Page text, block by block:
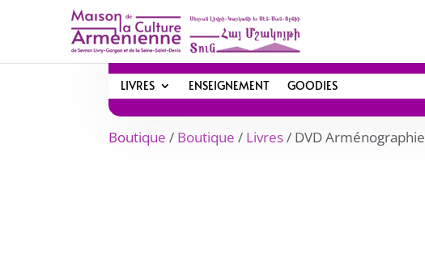
LIVRES ENSEIGNEMENT GOODIES
Boutique / Boutique / Livres/ DVD Arménographie